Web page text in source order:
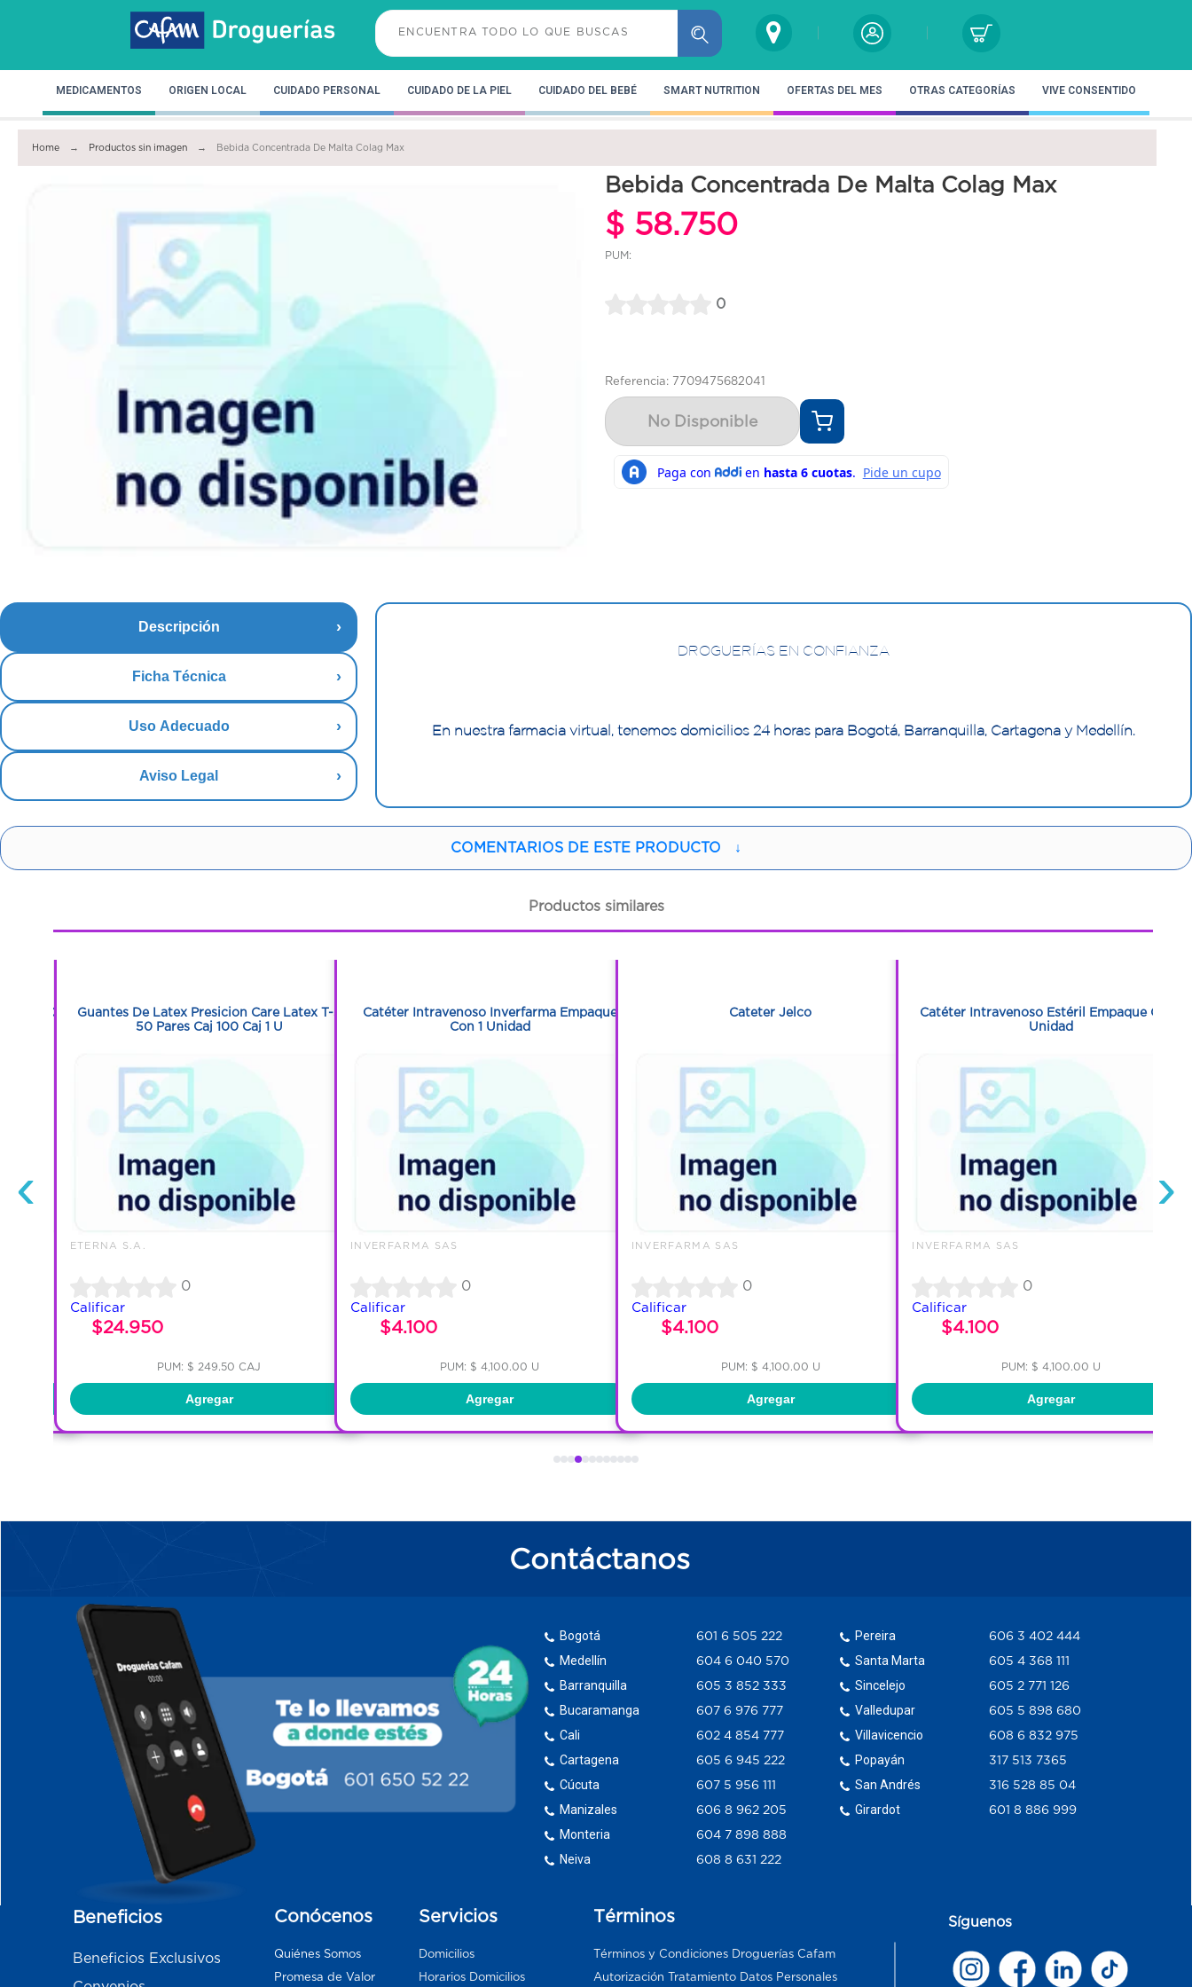
MEDICAMENTOS ORIGEN LOCAL CUIDADO PERSONAL CUIDADO DE LA PIEL CUIDADO DEL BEBÉ SMART NUTRITION OFERTAS DEL MES OTRAS CATEGORÍAS VIVE CONSENTIDO
Home Productos sin imagen Bebida Concentrada De Malta Colag Max
Bebida Concentrada De Malta Colag Max
$ 58.750
PUM:
0
Referencia: 7709475682041
No Disponible
Descripción
Ficha Técnica
Uso Adecuado
Aviso Legal
DROGUERÍAS EN CONFIANZA
En nuestra farmacia virtual, tenemos domicilios 24 horas para Bogotá, Barranquilla, Cartagena y Medellín.
COMENTARIOS DE ESTE PRODUCTO ↓
Productos similares
‹
Con 60
Guantes De Latex Presicion Care Latex T-S
50 Pares Caj 100 Caj 1 U
ETERNA S.A.
0
Calificar
$24.950
PUM: $ 249.50 CAJ
Agregar
Catéter Intravenoso Inverfarma Empaque
Con 1 Unidad
INVERFARMA SAS
0
Calificar
$4.100
PUM: $ 4,100.00 U
Agregar
Cateter Jelco
INVERFARMA SAS
0
Calificar
$4.100
PUM: $ 4,100.00 U
Agregar
Catéter Intravenoso Estéril Empaque Con 1
Unidad
INVERFARMA SAS
0
Calificar
$4.100
PUM: $ 4,100.00 U
Agregar
›
Contáctanos
Bogotá
Medellín
Barranquilla
Bucaramanga
Cali
Cartagena
Cúcuta
Manizales
Monteria
Neiva
601 6 505 222
604 6 040 570
605 3 852 333
607 6 976 777
602 4 854 777
605 6 945 222
607 5 956 111
606 8 962 205
604 7 898 888
608 8 631 222
Pereira
Santa Marta
Sincelejo
Valledupar
Villavicencio
Popayán
San Andrés
Girardot
606 3 402 444
605 4 368 111
605 2 771 126
605 5 898 680
608 6 832 975
317 513 7365
316 528 85 04
601 8 886 999
Beneficios
Beneficios Exclusivos
Conócenos
Quiénes Somos
Promesa de Valor
Servicios
Domicilios
Horarios Domicilios
Términos
Términos y Condiciones Droguerías Cafam
Autorización Tratamiento Datos Personales
Síguenos